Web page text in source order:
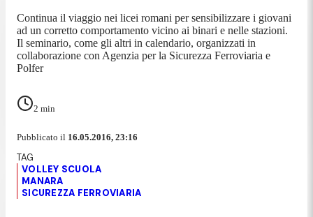
Continua il viaggio nei licei romani per sensibilizzare i giovani
ad un corretto comportamento vicino ai binari e nelle stazioni.
Il seminario, come gli altri in calendario, organizzati in
collaborazione con Agenzia per la Sicurezza Ferroviaria e
Polfer
2 min
Pubblicato il 16.05.2016, 23:16
VOLLEY SCUOLA
MANARA
SICUREZZA FERROVIARIA